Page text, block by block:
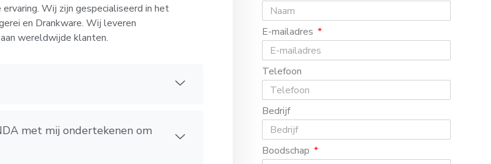
Wij zijn gespecialiseerd in het
en Drankware. Wij leveren
wereldwijde klanten.
met mij ondertekenen om
E-mailadres
Telefoon
Bedrijf
Boodschap